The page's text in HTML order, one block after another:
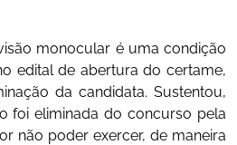
monocular é uma condição
edital de abertura do certame,
da candidata. Sustentou,
foi eliminada do concurso pela
não poder exercer, de maneira